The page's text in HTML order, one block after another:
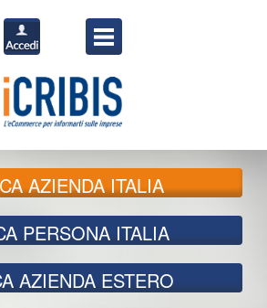
AZIENDA ITALIA
PERSONA ITALIA
AZIENDA ESTERO